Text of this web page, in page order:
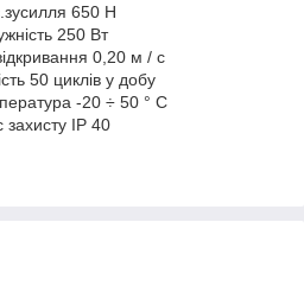
650 Н
250 Вт
0,20 м / с
50 циклів у добу
-20 ÷ 50 ° C
захисту IP 40